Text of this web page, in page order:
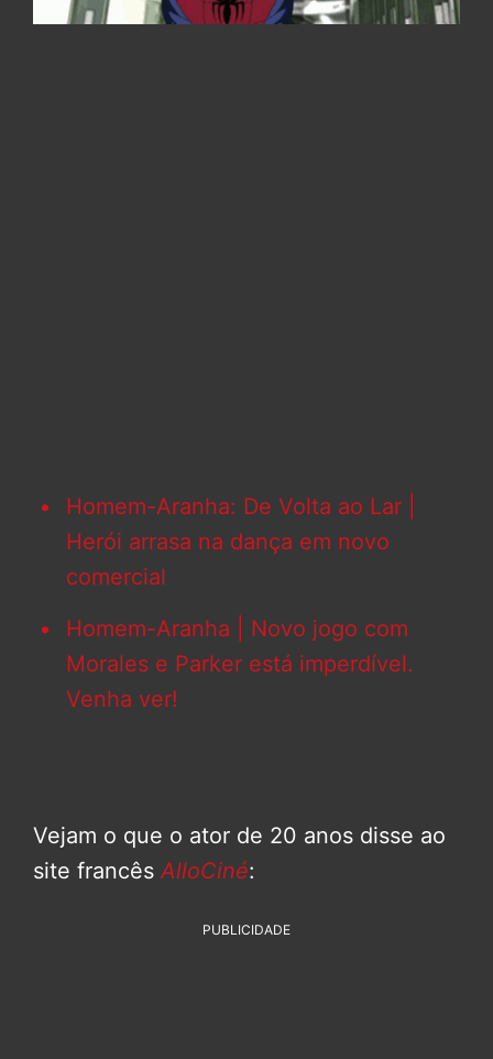
Homem-Aranha: De Volta ao Lar |
Herói arrasa na dança em novo
comercial
Homem-Aranha | Novo jogo com
Morales e Parker está imperdível.
Venha ver!
Vejam o que o ator de 20 anos disse ao
site francês AlloCiné:
PUBLICIDADE